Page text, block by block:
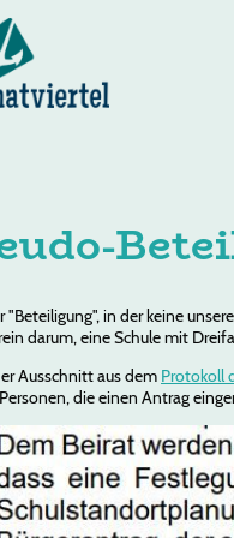
"Beteiligung", in der keine
darum, eine Schule mit
Ausschnitt aus dem Protokoll
die einen Antrag